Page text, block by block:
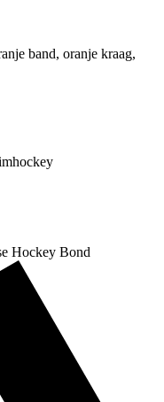
band, oranje kraag,
Hockey Bond